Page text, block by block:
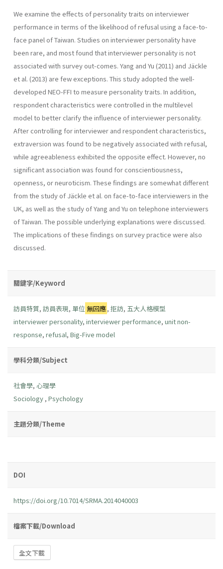
We examine the effects of personality traits on interviewer
performance in terms of the likelihood of refusal using a face-to-
face panel of Taiwan. Studies on interviewer personality have
been rare, and most found that interviewer personality is not
associated with survey out-comes. Yang and Yu (2011) and Jäckle
et al. (2013) are few exceptions. This study adopted the well-
developed NEO-FFI to measure personality traits. In addition,
respondent characteristics were controlled in the multilevel
model to better clarify the influence of interviewer personality.
After controlling for interviewer and respondent characteristics,
extraversion was found to be negatively associated with refusal,
while agreeableness exhibited the opposite effect. However, no
significant association was found for conscientiousness,
openness, or neuroticism. These findings are somewhat different
from the study of Jäckle et al. on face-to-face interviewers in the
UK, as well as the study of Yang and Yu on telephone interviewers
of Taiwan. The possible underlying explanations were discussed.
The implications of these findings on survey practice were also
discussed.
關鍵字/Keyword
訪員特質, 訪員表現, 單位 無回應,拒訪, 五大人格模型
interviewer personality, interviewer performance, unit non-
response, refusal, Big-Five model
學科分類/Subject
社會學, 心理學
Sociology , Psychology
主題分類/Theme
DOI
https://doi.org/10.7014/SRMA.2014040003
檔案下載/Download
全文下載